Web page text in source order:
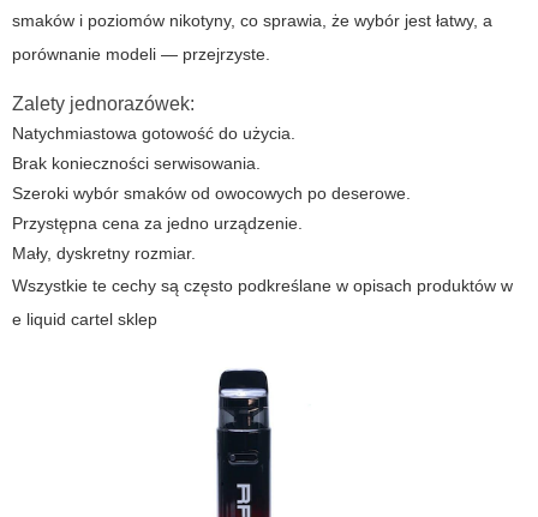
smaków i poziomów nikotyny, co sprawia, że wybór jest łatwy, a
porównanie modeli — przejrzyste.
Zalety jednorazówek:
Natychmiastowa gotowość do użycia.
Brak konieczności serwisowania.
Szeroki wybór smaków od owocowych po deserowe.
Przystępna cena za jedno urządzenie.
Mały, dyskretny rozmiar.
Wszystkie te cechy są często podkreślane w opisach produktów w
e liquid cartel sklep